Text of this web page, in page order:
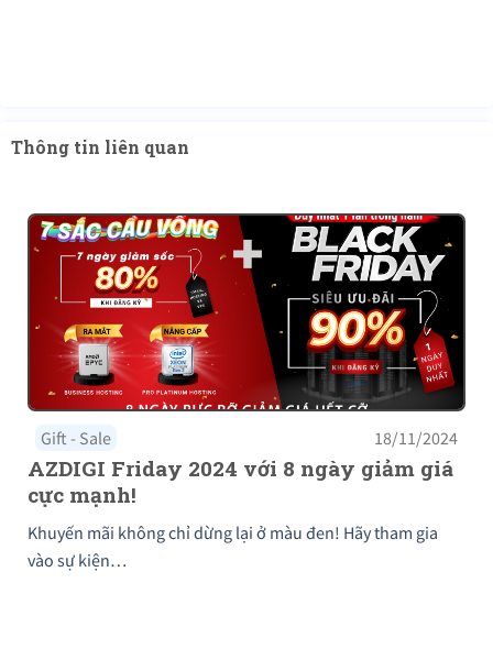
Thông tin liên quan
Gift - Sale 18/11/2024
AZDIGI Friday 2024 với 8 ngày giảm giá
cực mạnh!
Khuyến mãi không chỉ dừng lại ở màu đen! Hãy tham gia
vào sự kiện…